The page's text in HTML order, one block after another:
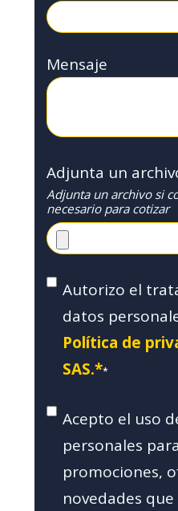
Mensaje
Adjunta un
Adjunta un archivo si
necesario para cotizar
Autorizo el
datos
Política de
SAS.**
Acepto el uso
personales
promociones,
novedades que